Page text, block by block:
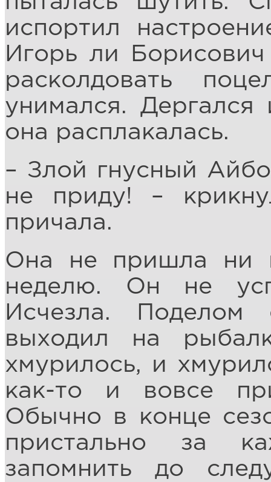
испортил
Игорь ли
расколдовать
унимался.
она расплакалась.
– Злой гнусный
не приду! –
причала.
Она не пришла ни
неделю. Он не
Исчезла.
выходил на
хмурилось, и
как-то и вовсе
Обычно в конце
пристально за
запомнить до